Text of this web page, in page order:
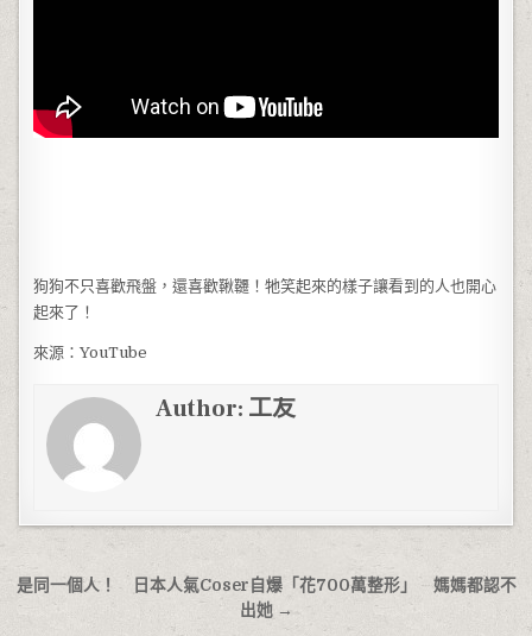
狗狗不只喜歡飛盤，還喜歡鞦韆！牠笑起來的樣子讓看到的人也開心
起來了！
來源：YouTube
Author: 工友
文章導覽
是同一個人！ 日本人氣Coser自爆「花700萬整形」 媽媽都認不
出她 →